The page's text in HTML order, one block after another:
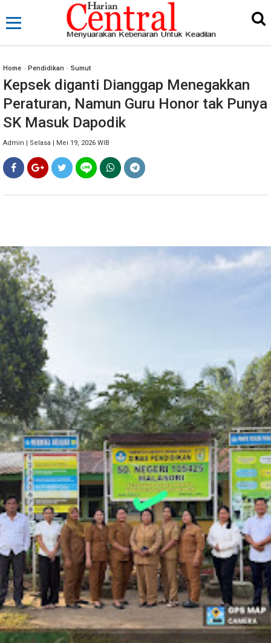
Home » Pendidikan » Sumut
Kepsek diganti Dianggap Menegakkan
Peraturan, Namun Guru Honor tak Punya
SK Masuk Dapodik
Admin | Selasa | Mei 19, 2026 WIB